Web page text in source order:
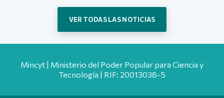
VER TODAS LAS NOTICIAS
Mincyt | Ministerio del Poder Popular para Ciencia y
Tecnología | RIF: 20013038-5